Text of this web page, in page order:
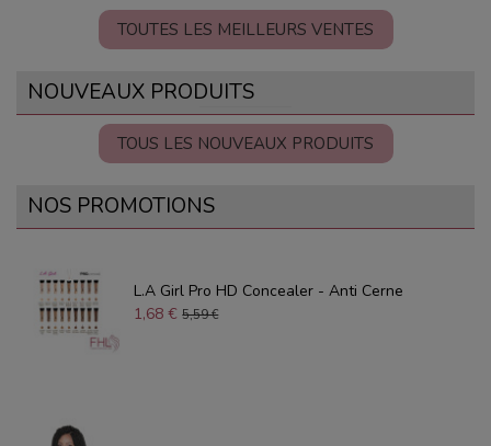
TOUTES LES MEILLEURS VENTES
NOUVEAUX PRODUITS
TOUS LES NOUVEAUX PRODUITS
NOS PROMOTIONS
L.A Girl Pro HD Concealer - Anti Cerne
1,68 € 5,59 €